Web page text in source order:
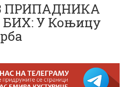
ПРИПАДНИКА
У Коњицу